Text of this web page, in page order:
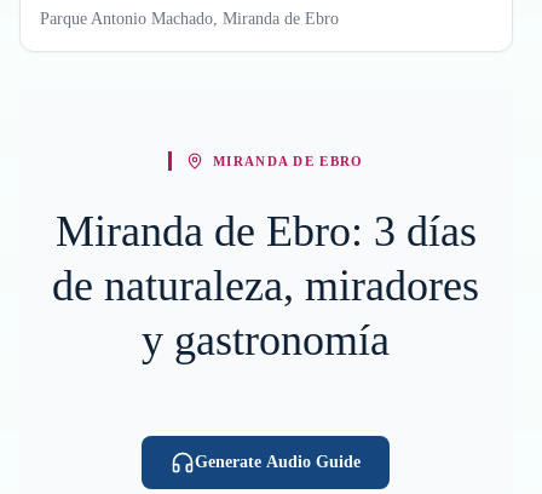
Parque Antonio Machado, Miranda de Ebro
MIRANDA DE EBRO
Miranda de Ebro: 3 días
de naturaleza, miradores
y gastronomía
Generate Audio Guide